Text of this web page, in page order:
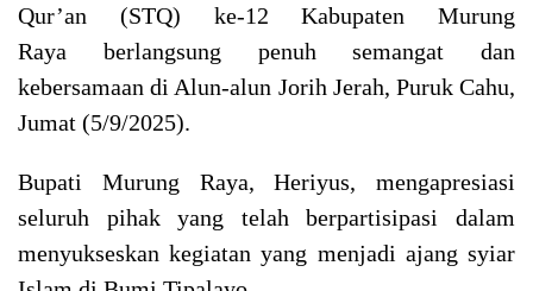
Qur’an (STQ) ke-12 Kabupaten Murung
Raya berlangsung penuh semangat dan
kebersamaan di Alun-alun Jorih Jerah, Puruk Cahu,
Jumat (5/9/2025).
Bupati Murung Raya, Heriyus, mengapresiasi
seluruh pihak yang telah berpartisipasi dalam
menyukseskan kegiatan yang menjadi ajang syiar